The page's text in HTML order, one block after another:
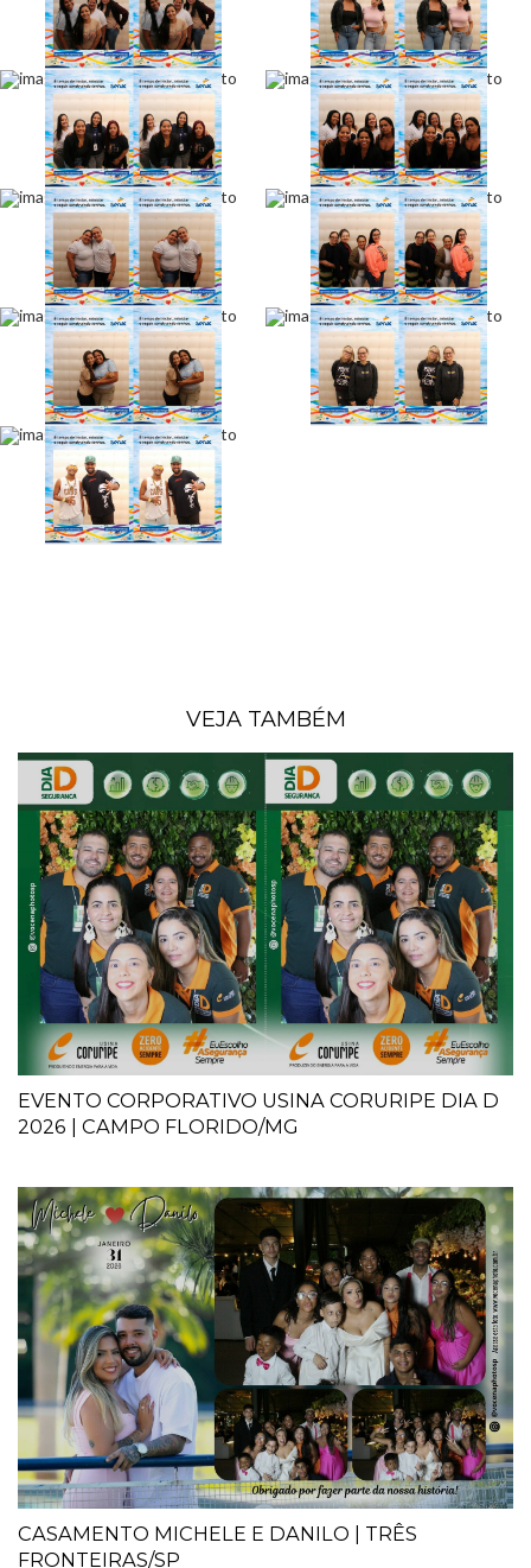
VEJA TAMBÉM
EVENTO CORPORATIVO USINA CORURIPE DIA D
2026 | CAMPO FLORIDO/MG
CASAMENTO MICHELE E DANILO | TRÊS
FRONTEIRAS/SP